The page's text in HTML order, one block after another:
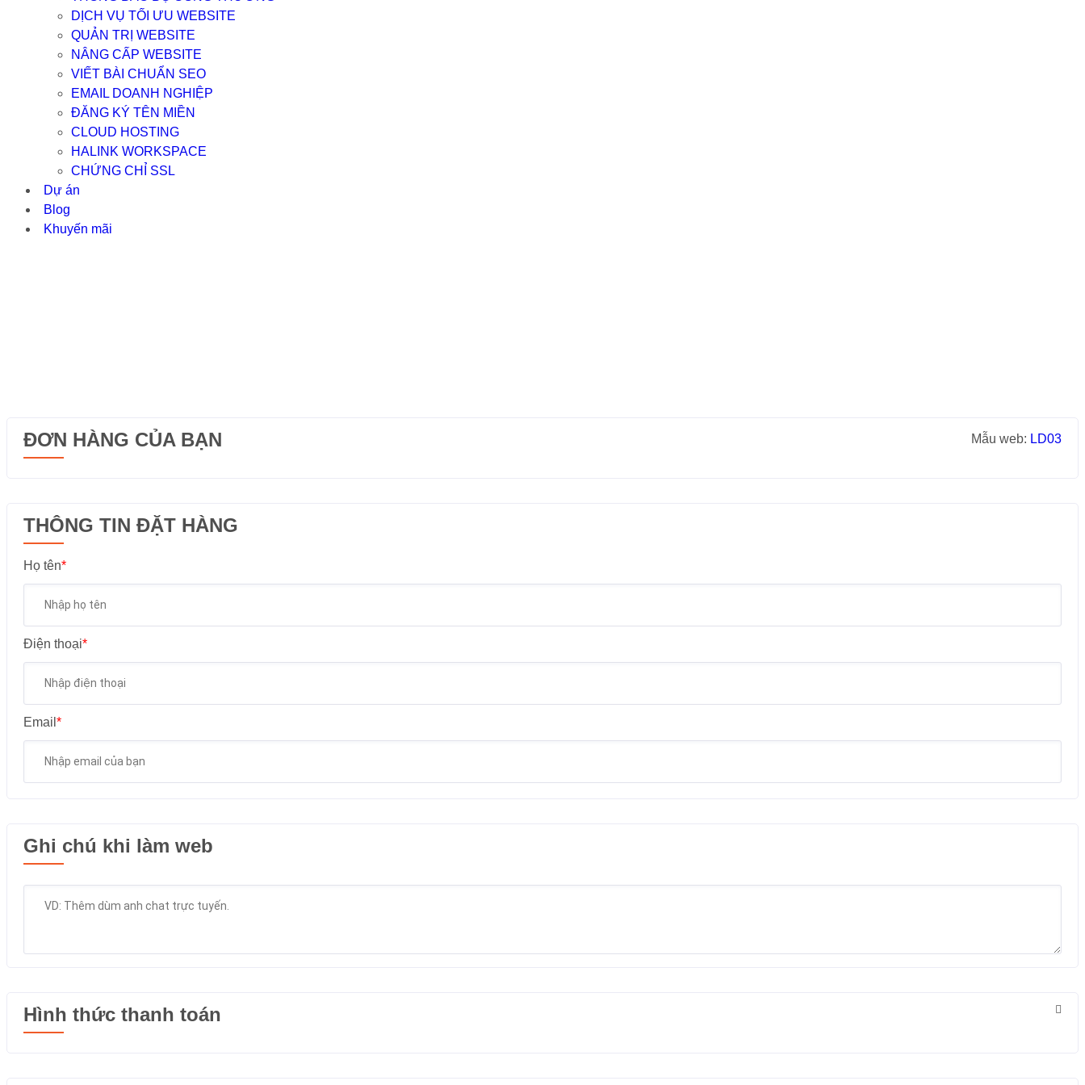
DỊCH VỤ TỐI ƯU WEBSITE
QUẢN TRỊ WEBSITE
NÂNG CẤP WEBSITE
VIẾT BÀI CHUẨN SEO
EMAIL DOANH NGHIỆP
ĐĂNG KÝ TÊN MIỀN
CLOUD HOSTING
HALINK WORKSPACE
CHỨNG CHỈ SSL
Dự án
Blog
Khuyến mãi
ĐƠN HÀNG CỦA BẠN Mẫu web: LD03
THÔNG TIN ĐẶT HÀNG
Họ tên*
Điện thoại*
Email *
Ghi chú khi làm web
Hình thức thanh toán